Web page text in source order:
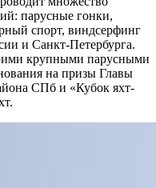
парусные гонки,
спорт, виндсерфинг
и Санкт-Петербурга.
крупными парусными
на призы Главы
СПб и «Кубок яхт-